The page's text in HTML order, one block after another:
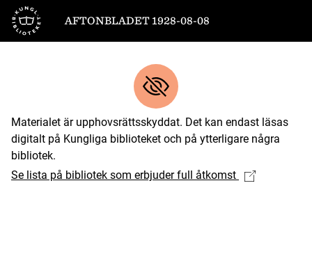
Till startsidan
AFTONBLADET 1928-08-08
Materialet är upphovsrättsskyddat. Det kan endast läsas
digitalt på Kungliga biblioteket och på ytterligare några
bibliotek.
Se lista på bibliotek som erbjuder full åtkomst